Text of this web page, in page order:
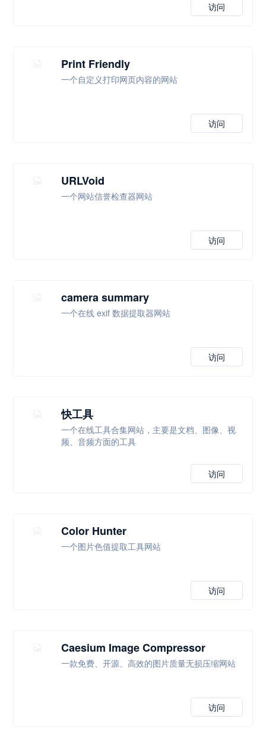
访问
Print Friendly
一个自定义打印网页内容的网站
访问
URLVoid
一个网站信誉检查器网站
访问
camera summary
一个在线 exif 数据提取器网站
访问
快工具
一个在线工具合集网站，主要是文档、图像、视
频、音频方面的工具
访问
Color Hunter
一个图片色值提取工具网站
访问
Caesium Image Compressor
一款免费、开源、高效的图片质量无损压缩网站
访问